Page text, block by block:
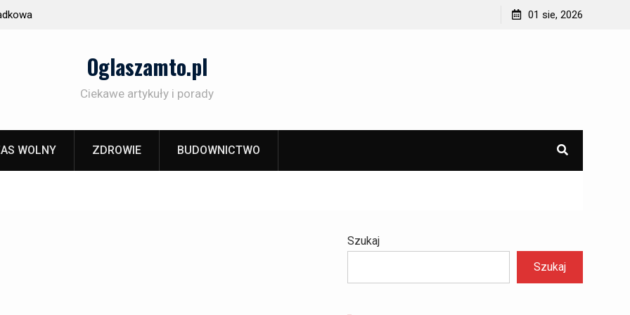
o
01 sie, 2026
Oglaszamto.pl
Ciekawe artykuły i porady
WOLNY ZDROWIE BUDOWNICTWO
Szukaj
Szukaj